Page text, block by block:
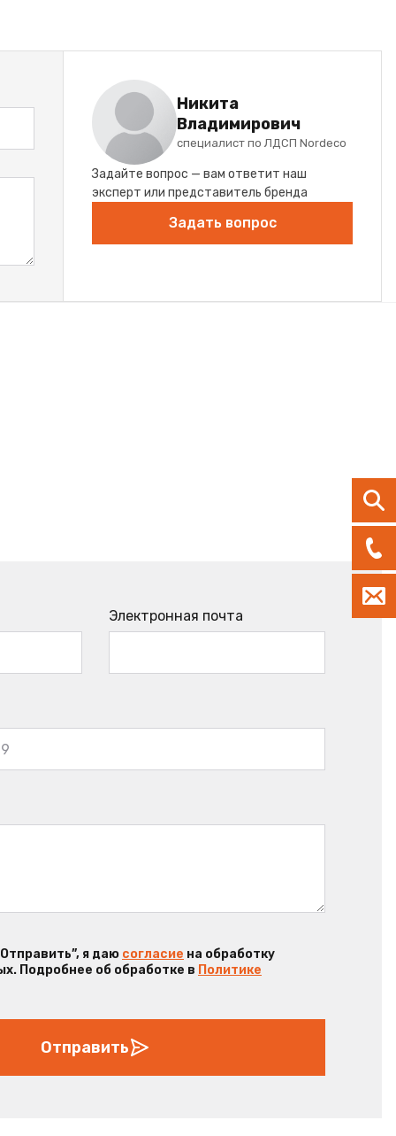
Никита
Владимирович
специалист по ЛДСП Nordeco
Задайте вопрос — вам ответит наш
эксперт или представитель бренда
Задать вопрос
Электронная почта
я даю согласие на обработку
Подробнее об обработке в Политике
Отправить